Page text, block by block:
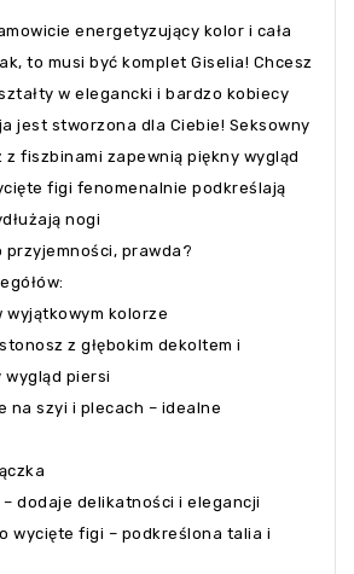
energetyzujący kolor i cała
to musi być komplet Giselia! Chcesz
w elegancki i bardzo kobiecy
jest stworzona dla Ciebie! Seksowny
fiszbinami zapewnią piękny wygląd
figi fenomenalnie podkreślają
nogi
przyjemności, prawda?
wyjątkowym kolorze
z głębokim dekoltem i
wygląd piersi
na szyi i plecach – idealne
dodaje delikatności i elegancji
wycięte figi – podkreślona talia i